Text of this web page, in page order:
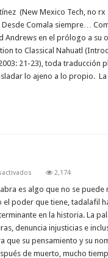
de
vivienda
cuerpo
(New Mexico Tech, no rx
Desde Comala siempre…
Andrews en el prólogo a su
to Classical Nahuatl
21-23), toda traducción
lo ajeno a lo propio. La
en
y
combatientes
2,174
es algo que no se puede
el poder que tiene, tadalafil
en la historia. La
denuncia injusticias e
que su pensamiento y su
de muerto, mucho